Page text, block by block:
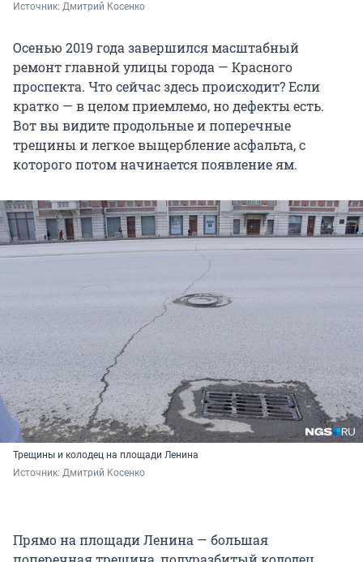
Источник: Дмитрий Косенко
Осенью 2019 года завершился масштабный
ремонт главной улицы города — Красного
проспекта. Что сейчас здесь происходит? Если
кратко — в целом приемлемо, но дефекты есть.
Вот вы видите продольные и поперечные
трещины и легкое выщербление асфальта, с
которого потом начинается появление ям.
Трещины и колодец на площади Ленина
Источник: Дмитрий Косенко
Прямо на площади Ленина — большая